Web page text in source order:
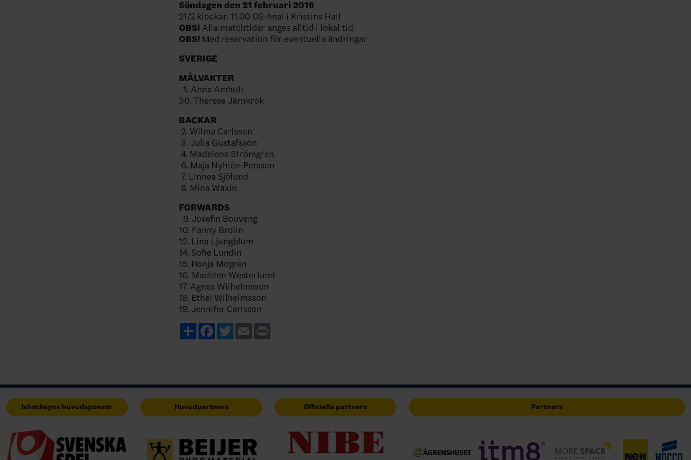
Söndagen den 21 februari 2016
21/2 klockan 11.00 OS-final i Kristins Hall
OBS! Alla matchtider anges alltid i lokal tid
OBS! Med reservation för eventuella ändringar
SVERIGE
MÅLVAKTER
1. Anna Amholt
30. Therese Järnkrok
BACKAR
2. Wilma Carlsson
3. Julia Gustafsson
4. Madelene Strömgren
6. Maja Nyhlén-Persson
7. Linnea Sjölund
8. Mina Waxin
FORWARDS
9. Josefin Bouveng
10. Fanny Brolin
12. Lina Ljungblom
14. Sofie Lundin
15. Ronja Mogren
16. Madelen Westerlund
17. Agnes Wilhelmsson
18. Ethel Wilhelmsson
19. Jennifer Carlsson
ShareFacebook
TwitterEmail
Ishockeyns huvudsponsor Huvudpartners Officiella partners Partners